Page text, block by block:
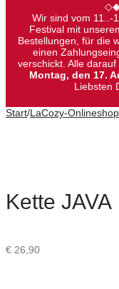
Wir sind vom 11..-
Festival mit
Bestellungen, für die
einen
verschickt. Alle
Montag, den 17.
Liebsten
Start/LaCozy-Onlineshop
Kette JAVA
€ 26,90